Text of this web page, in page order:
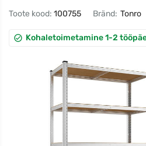
Toote kood: 100755 Bränd: Tonro
Kohaletoimetamine 1-2